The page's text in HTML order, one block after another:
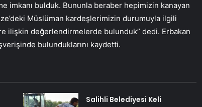
imkanı bulduk. Bununla beraber hepimizin kanayan
Müslüman kardeşlerimizin durumuyla ilgili
ilişkin değerlendirmelerde bulunduk” dedi. Erbakan
bulunduklarını kaydetti.
Salihli Belediyesi Keli